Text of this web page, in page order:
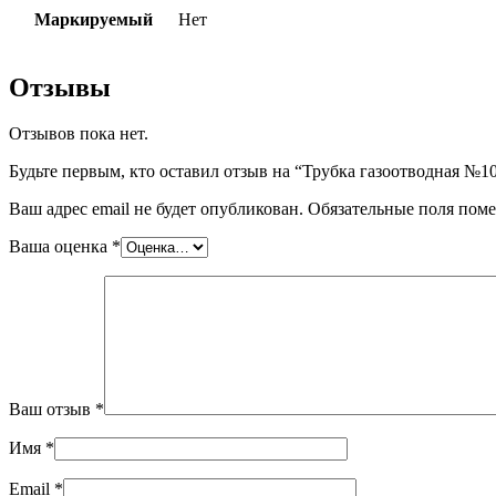
Маркируемый Нет
Отзывы
Отзывов пока нет.
Будьте первым, кто оставил отзыв на “Трубка газоотводная
Ваш адрес email не будет опубликован. Обязательные поля
Ваша оценка *
Ваш отзыв *
Имя *
Email *